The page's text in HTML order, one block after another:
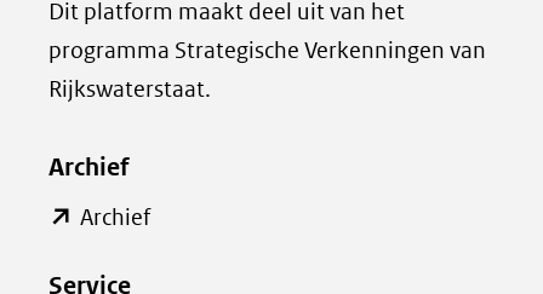
i
n
k
n
a
d
Dit platform maakt deel uit van het
programma Strategische Verkenningen van
Rijkswaterstaat.
Archief
Archief(opent
Service